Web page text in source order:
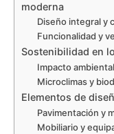
moderna
Diseño integral y
Funcionalidad y
Sostenibilidad en
Impacto
Microclimas y
Elementos de
Pavimentación y
Mobiliario y